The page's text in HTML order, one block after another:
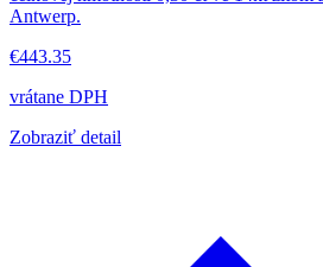
Antwerp.
€443.35
vrátane DPH
Zobraziť detail